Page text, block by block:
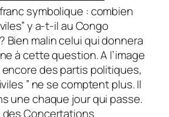
symbolique : combien
y a-t-il au Congo
Bien malin celui qui donnera
à cette question. A l’image
des partis politiques,
” ne se comptent plus. Il
une chaque jour qui passe.
Concertations